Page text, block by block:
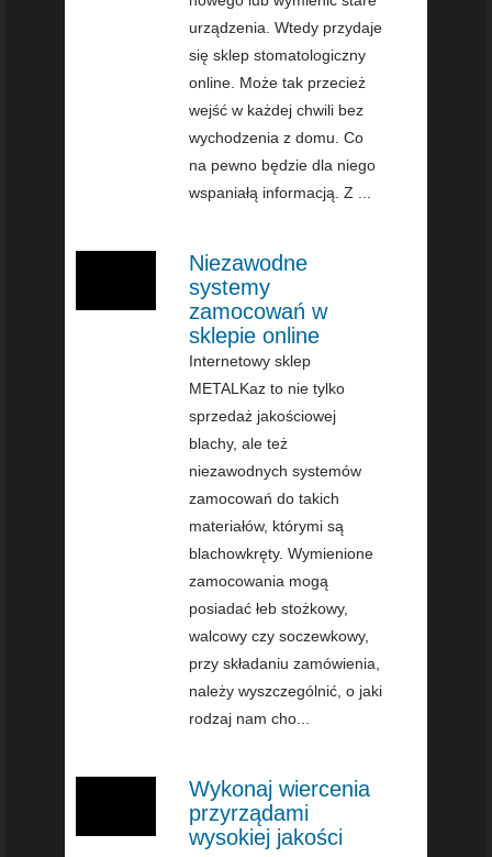
urządzenia. Wtedy przydaje
się sklep stomatologiczny
online. Może tak przecież
wejść w każdej chwili bez
wychodzenia z domu. Co
na pewno będzie dla niego
wspaniałą informacją. Z ...
Niezawodne
systemy
zamocowań w
sklepie online
Internetowy sklep
METALKaz to nie tylko
sprzedaż jakościowej
blachy, ale też
niezawodnych systemów
zamocowań do takich
materiałów, którymi są
blachowkręty. Wymienione
zamocowania mogą
posiadać łeb stożkowy,
walcowy czy soczewkowy,
przy składaniu zamówienia,
należy wyszczególnić, o jaki
rodzaj nam cho...
Wykonaj wiercenia
przyrządami
wysokiej jakości